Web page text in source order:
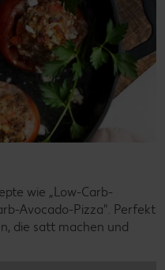
wie „Low-Carb-
Avocado-Pizza". Perfekt
die satt machen und